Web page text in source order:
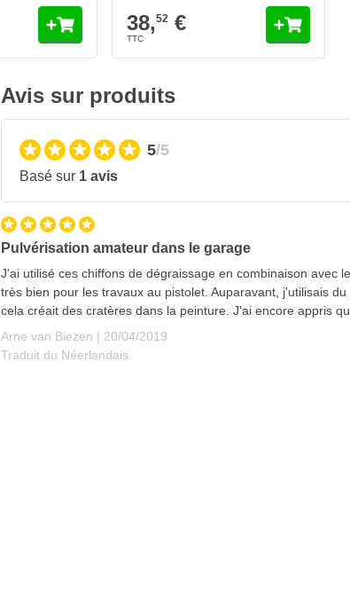
38,52€
Avis sur produits
5/5
Basé sur 1 avis
Pulvérisation amateur dans le garage
J'ai utilisé ces chiffons de dégraissage en combinaison avec
très bien pour les travaux au pistolet. Auparavant, j'utilisais
cela créait des cratères dans la peinture. J'ai encore appris
Arne van Biezen | 20 avril 2019
20/04/2019
Traduit du Néerlandais